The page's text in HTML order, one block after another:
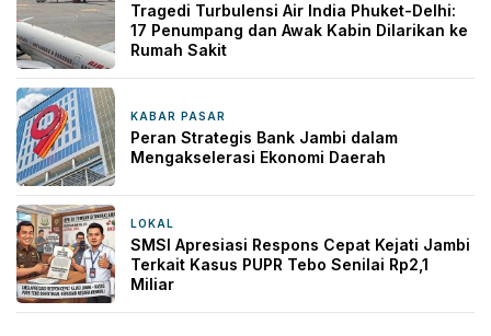
Tragedi Turbulensi Air India Phuket-Delhi:
17 Penumpang dan Awak Kabin Dilarikan ke
Rumah Sakit
KABAR PASAR
Peran Strategis Bank Jambi dalam
Mengakselerasi Ekonomi Daerah
LOKAL
SMSI Apresiasi Respons Cepat Kejati Jambi
Terkait Kasus PUPR Tebo Senilai Rp2,1
Miliar